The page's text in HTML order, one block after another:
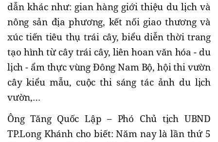
dẫn khác như: gian hàng giới thiệu du lịch và
nông sản địa phương, kết nối giao thương và
xúc tiến tiêu thụ trái cây, biểu diễn thời trang
tạo hình từ cây trái cây, liên hoan văn hóa - du
lịch - ẩm thực vùng Đông Nam Bộ, hội thi vườn
cây kiểu mẫu, cuộc thi sáng tác ảnh du lịch
vườn,…
Ông Tăng Quốc Lập – Phó Chủ tịch UBND
TP.Long Khánh cho biết: Năm nay là lần thứ 5